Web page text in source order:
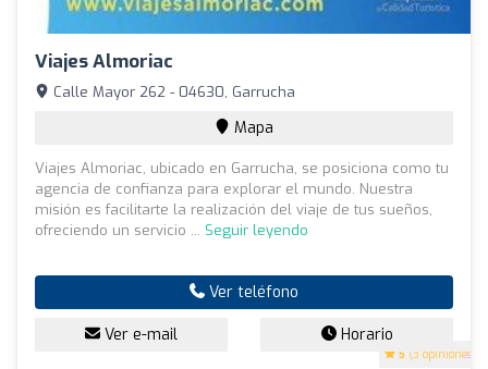
Viajes Almoriac
5 (3 opiniones)
Calle Mayor 262 - 04630, Garrucha
Mapa
Viajes Almoriac, ubicado en Garrucha, se posiciona como tu
agencia de confianza para explorar el mundo. Nuestra
misión es facilitarte la realización del viaje de tus sueños,
ofreciendo un servicio ... Seguir leyendo
Ver teléfono
Ver e-mail Horario